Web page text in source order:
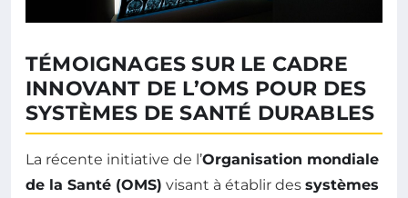
TÉMOIGNAGES SUR LE CADRE
INNOVANT DE L’OMS POUR DES
SYSTÈMES DE SANTÉ DURABLES
La récente initiative de l’Organisation mondiale
de la Santé (OMS) visant à établir des systèmes